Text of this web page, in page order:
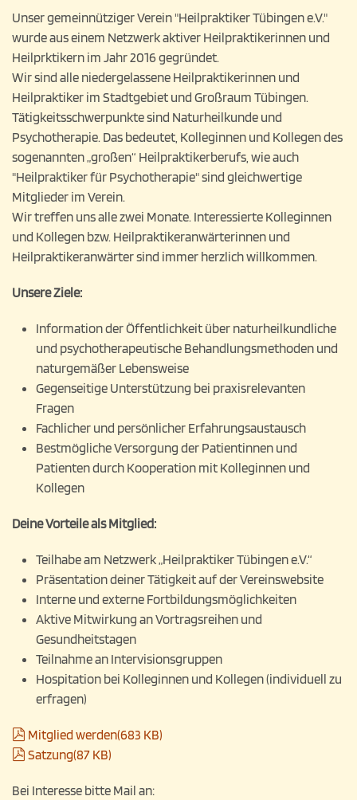
Unser gemeinnütziger Verein "Heilpraktiker Tübingen e.V."
wurde aus einem Netzwerk aktiver Heilpraktikerinnen und
Heilprktikern im Jahr 2016 gegründet.
Wir sind alle niedergelassene Heilpraktikerinnen und
Heilpraktiker im Stadtgebiet und Großraum Tübingen.
Tätigkeitsschwerpunkte sind Naturheilkunde und
Psychotherapie. Das bedeutet, Kolleginnen und Kollegen des
sogenannten „großen“ Heilpraktikerberufs, wie auch
"Heilpraktiker für Psychotherapie" sind gleichwertige
Mitglieder im Verein.
Wir treffen uns alle zwei Monate. Interessierte Kolleginnen
und Kollegen bzw. Heilpraktikeranwärterinnen und
Heilpraktikeranwärter sind immer herzlich willkommen.
Unsere Ziele:
Information der Öffentlichkeit über naturheilkundliche
und psychotherapeutische Behandlungsmethoden und
naturgemäßer Lebensweise
Gegenseitige Unterstützung bei praxisrelevanten
Fragen
Fachlicher und persönlicher Erfahrungsaustausch
Bestmögliche Versorgung der Patientinnen und
Patienten durch Kooperation mit Kolleginnen und
Kollegen
Deine Vorteile als Mitglied:
Teilhabe am Netzwerk „Heilpraktiker Tübingen e.V.“
Präsentation deiner Tätigkeit auf der Vereinswebsite
Interne und externe Fortbildungsmöglichkeiten
Aktive Mitwirkung an Vortragsreihen und
Gesundheitstagen
Teilnahme an Intervisionsgruppen
Hospitation bei Kolleginnen und Kollegen (individuell zu
erfragen)
pdf
Mitglied werden(683 KB)
pdf
Satzung(87 KB)
Bei Interesse bitte Mail an: